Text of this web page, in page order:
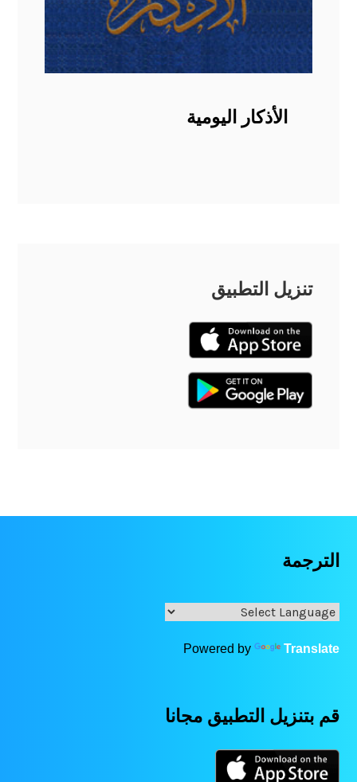
الأذكار اليومية
تنزيل التطبيق
الترجمة
Powered by Translate
قم بتنزيل التطبيق مجانا